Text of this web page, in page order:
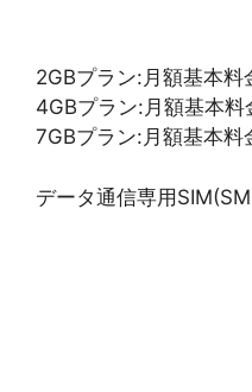
2GBプラン:月額基本料
4GBプラン:月額基本
7GBプラン:月額基本
データ通信専用